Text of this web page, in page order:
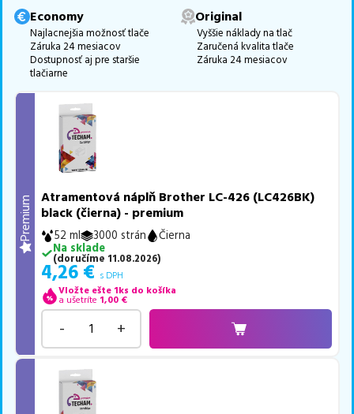
Ak si pri výbere nie ste istí, ktoré riešenie je pre vaše potreby
najvhodnejšie, alebo máte akékoľvek ďalšie otázky, môžete sa na
nás kedykoľvek obrátiť e-mailom alebo telefonicky. Sme tu, aby
sme vám pomohli vybrať to najlepšie riešenie.
Economy
Najlacnejšia možnosť tlače
Záruka 24 mesiacov
Dostupnosť aj pre staršie
tlačiarne
Original
Vyššie náklady na tlač
Zaručená kvalita tlače
Záruka 24 mesiacov
Premium
Atramentová náplň Brother LC-426 (LC426BK)
black (čierna) - premium
52 ml 3000 strán
Čierna
Na sklade
(doručíme 11.08.2026)
4,26 € s DPH
Vložte ešte 1ks do košíka
a ušetríte 1,00 €
- +